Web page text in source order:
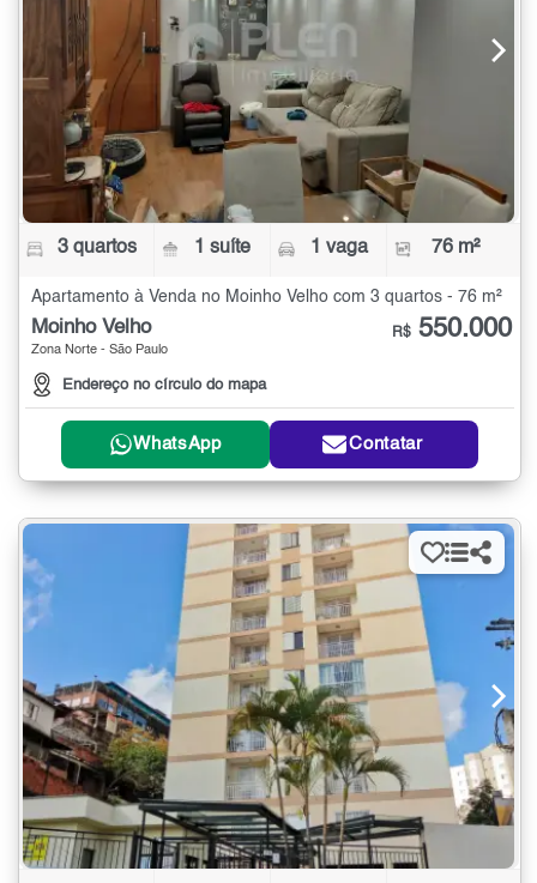
3 quartos 1 suíte 1 vaga 76 m²
Apartamento à Venda no Moinho Velho com 3 quartos - 76 m²
Moinho Velho
Zona Norte - São Paulo
Endereço no círculo do mapa
R$ 550.000
WhatsApp Contatar